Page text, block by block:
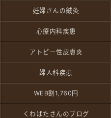
妊婦さんの鍼灸
心療内科疾患
アトピー性皮膚炎
婦人科疾患
WEB割1,760円
くわばたさんのブログ